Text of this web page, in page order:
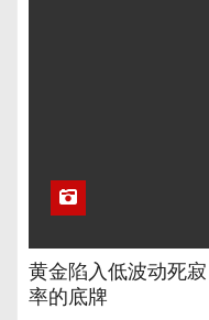
黄金陷入低波动死
率的底牌